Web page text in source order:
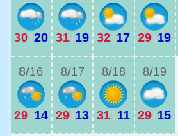
30|20 31|19 32|17 29|19
8/16
29| 14
8/17
29|13
8/18
31| 11
8/19
29|15